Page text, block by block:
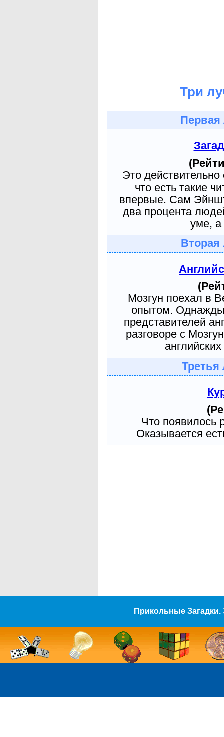
Три
Первая
Это
что есть такие
впервые. Сам
два процента
уме, а
Вторая
Мозгун поехал в
опытом. Однажды
представителей
разговоре с
Третья
Что появилось
Оказывается
Прикольные